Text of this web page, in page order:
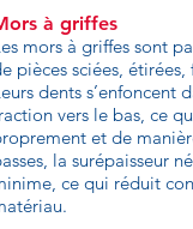
à griffes
mors à griffes sont
pièces sciées,
dents s’enfoncent
vers le bas, ce
et de
la surépaisseur
ce qui réduit